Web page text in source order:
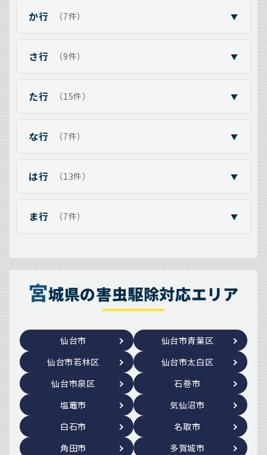
か行 （7件） ▼
さ行 （9件） ▼
た行 （15件） ▼
な行 （7件） ▼
は行 （13件） ▼
ま行 （7件） ▼
宮城県の害虫駆除対応エリア
仙台市
仙台市青葉区
仙台市若林区
仙台市太白区
仙台市泉区
石巻市
塩竈市
気仙沼市
白石市
名取市
角田市
多賀城市